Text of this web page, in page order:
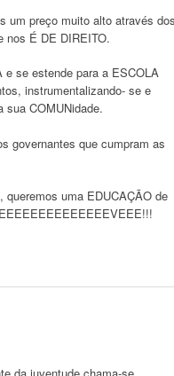
preço muito alto através
nos É DE DIREITO.
e se estende para a ESCOLA
instrumentalizando- se e
sua COMUNidade.
governantes que cumpram as
uma EDUCAÇÃO de
juventude chama-se